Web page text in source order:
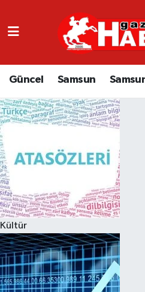
Güncel Samsun
Kültür
GÜNCEL
SAMSUN
SAMSUNSPOR
YAŞAM